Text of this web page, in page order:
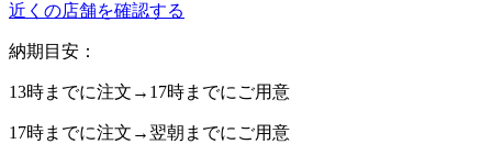
近くの店舗を確認する
納期目安：
13時までに注文→ 17時までにご用意
17時までに注文→ 翌朝 までにご用意